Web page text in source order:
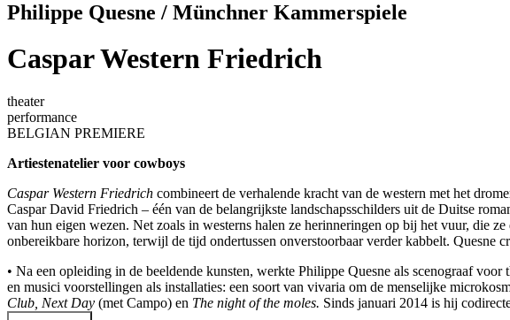
Philippe Quesne / Münchner Kammerspiele
Caspar Western Friedrich
theater
performance
BELGIAN PREMIERE
Artiestenatelier voor cowboys
Caspar Western Friedrich combineert de verhalende kracht van de western met het
Caspar David Friedrich – één van de belangrijkste landschapsschilders uit de Duitse
van hun eigen wezen. Net zoals in westerns halen ze herinneringen op bij het vuur, die
onbereikbare horizon, terwijl de tijd ondertussen onverstoorbaar verder kabbelt. Quesne
• Na een opleiding in de beeldende kunsten, werkte Philippe Quesne als scenograaf
en musici voorstellingen als installaties: een soort van vivaria om de menselijke
Club, Next Day (met Campo) en The night of the moles. Sinds januari 2014 is hij